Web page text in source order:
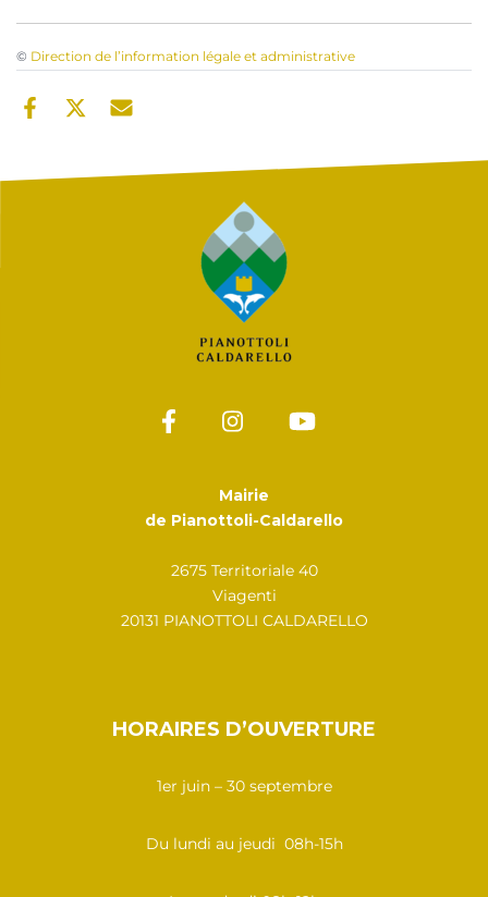
© Direction de l’information légale et administrative
Mairie
de Pianottoli-Caldarello
2675 Territoriale 40
Viagenti
20131 PIANOTTOLI CALDARELLO
HORAIRES D’OUVERTURE
1er juin – 30 septembre
Du lundi au jeudi 08h-15h